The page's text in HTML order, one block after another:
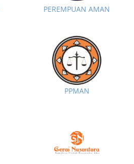
PEREMPUAN AMAN
PPMAN